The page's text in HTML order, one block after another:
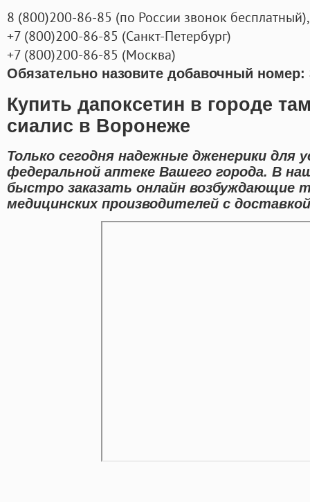
8 (800)200-86-85 (по России звонок бесплатный),
+7 (800)200-86-85 (Санкт-Петербург)
+7 (800)200-86-85 (Москва)
Обязательно назовите добавочный номер:
Купить дапоксетин в городе
сиалис в Воронеже
Только сегодня надежные дженерики для
федеральной аптеке Вашего города. В
быстро заказать онлайн возбуждающие
медицинских производителей с